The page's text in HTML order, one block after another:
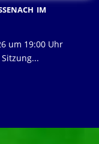
im
um 19:00 Uhr